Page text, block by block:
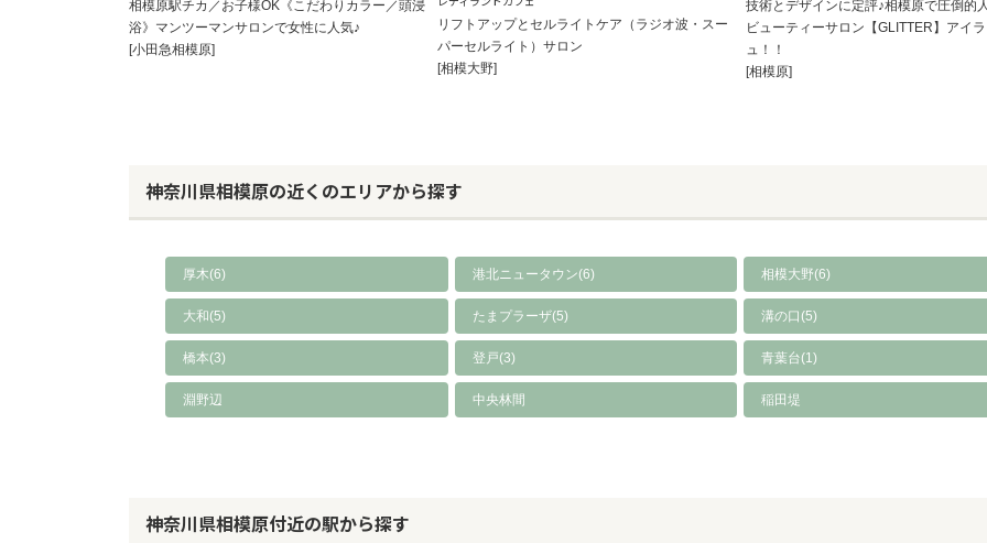
相模原駅チカ／お子様OK《こだわりカラー／頭浸
浴》マンツーマンサロンで女性に人気♪
[小田急相模原]
リフトアップとセルライトケア（ラジオ波・スー
パーセルライト）サロン
[相模大野]
技術とデザインに定評♪相模原で圧倒的
ビューティーサロン【GLITTER】アイ
ュ！！
[相模原]
神奈川県相模原の近くのエリアから探す
厚木(6) 港北ニュータウン(6) 相模大野(6)
大和(5) たまプラーザ(5) 溝の口(5)
橋本(3) 登戸(3) 青葉台(1)
淵野辺 中央林間 稲田堤
神奈川県相模原付近の駅から探す